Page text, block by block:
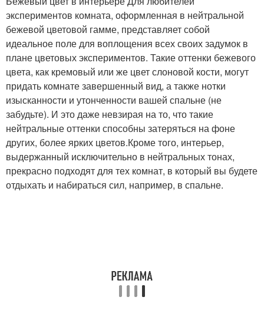
экспериментов комната, оформленная в нейтральной
бежевой цветовой гамме, представляет собой
идеальное поле для воплощения всех своих задумок в
плане цветовых экспериментов. Такие оттенки бежевого
цвета, как кремовый или же цвет слоновой кости, могут
придать комнате завершенный вид, а также нотки
изысканности и утонченности вашей спальне (не
забудьте). И это даже невзирая на то, что такие
нейтральные оттенки способны затеряться на фоне
других, более ярких цветов.Кроме того, интерьер,
выдержанный исключительно в нейтральных тонах,
прекрасно подходят для тех комнат, в который вы будете
отдыхать и набираться сил, например, в спальне.